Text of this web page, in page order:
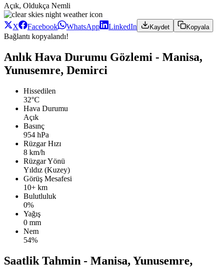
Açık, Oldukça Nemli
X Facebook WhatsApp LinkedIn Kaydet Kopyala
Bağlantı kopyalandı!
Anlık Hava Durumu Gözlemi - Manisa,
Yunusemre, Demirci
Hissedilen
32°C
Hava Durumu
Açık
Basınç
954 hPa
Rüzgar Hızı
8 km/h
Rüzgar Yönü
Yıldız (Kuzey)
Görüş Mesafesi
10+ km
Bulutluluk
0%
Yağış
0 mm
Nem
54%
Saatlik Tahmin - Manisa, Yunusemre,